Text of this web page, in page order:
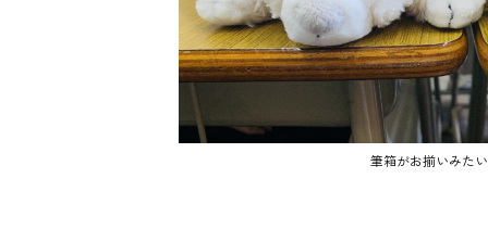
筆箱がお揃いみた